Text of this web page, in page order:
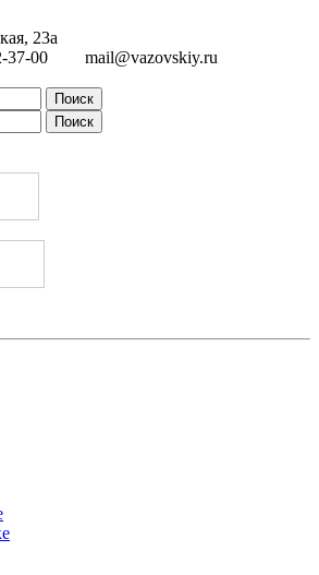
23а
37-00
mail@vazovskiy.ru
Поиск
Поиск